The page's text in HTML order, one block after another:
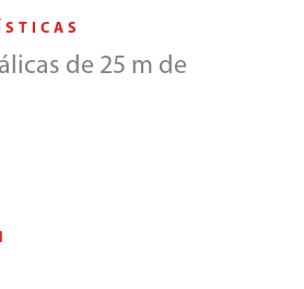
de 25 m de